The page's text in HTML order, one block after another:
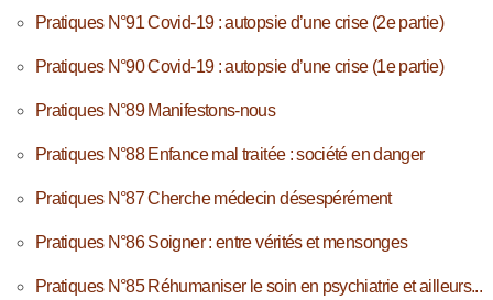
Pratiques N°91 Covid-19 : autopsie d’une crise (2e partie)
Pratiques N°90 Covid-19 : autopsie d’une crise (1e partie)
Pratiques N°89 Manifestons-nous
Pratiques N°88 Enfance mal traitée : société en danger
Pratiques N°87 Cherche médecin désespérément
Pratiques N°86 Soigner : entre vérités et mensonges
Pratiques N°85 Réhumaniser le soin en psychiatrie et ailleurs...